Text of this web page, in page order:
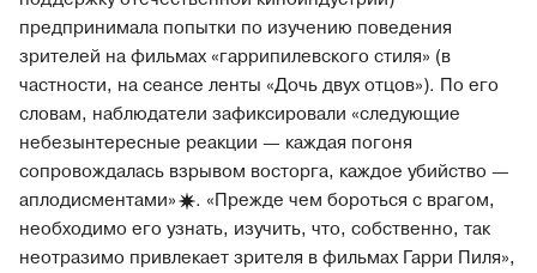
предпринимала попытки по изучению поведения
зрителей на фильмах «гаррипилевского стиля» (в
частности, на сеансе ленты «Дочь двух отцов»). По его
словам, наблюдатели зафиксировали «следующие
небезынтересные реакции — каждая погоня
сопровождалась взрывом восторга, каждое убийство —
аплодисментами»
. «Прежде чем бороться с врагом,
необходимо его узнать, изучить, что, собственно, так
неотразимо привлекает зрителя в фильмах Гарри Пиля»,